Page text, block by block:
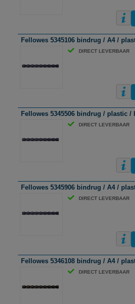
Fellowes 5345106 bindrug / A4 /
DIRECT LEVERBAAR
Fellowes 5345506 bindrug / plastic /
DIRECT LEVERBAAR
Fellowes 5345906 bindrug / A4 /
DIRECT LEVERBAAR
Fellowes 5346108 bindrug / A4 /
DIRECT LEVERBAAR